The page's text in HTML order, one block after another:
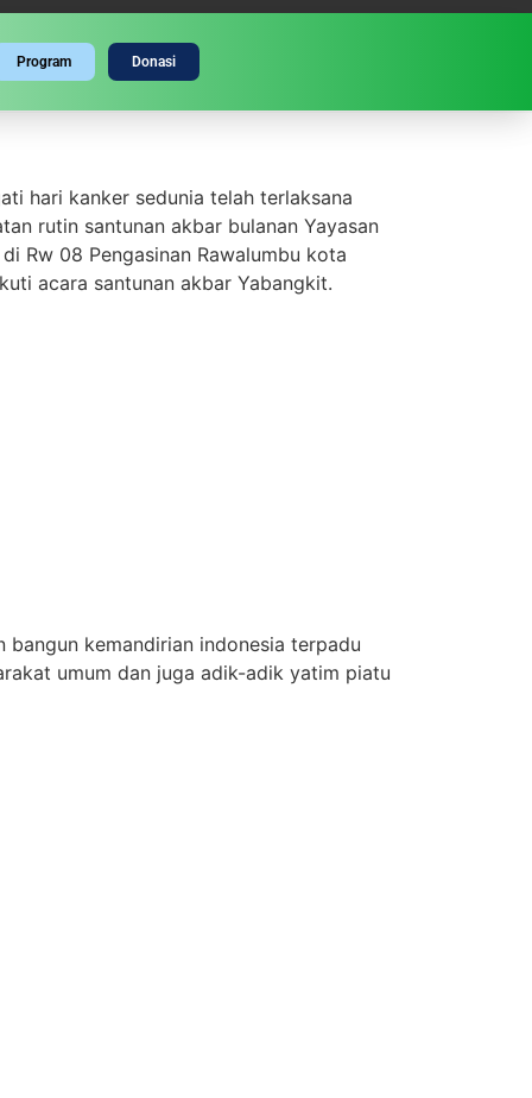
Program Donasi
Dunia
hari kanker sedunia telah terlaksana
rutin santunan akbar bulanan Yayasan
Rw 08 Pengasinan Rawalumbu kota
acara santunan akbar Yabangkit.
bangun kemandirian indonesia terpadu
umum dan juga adik-adik yatim piatu